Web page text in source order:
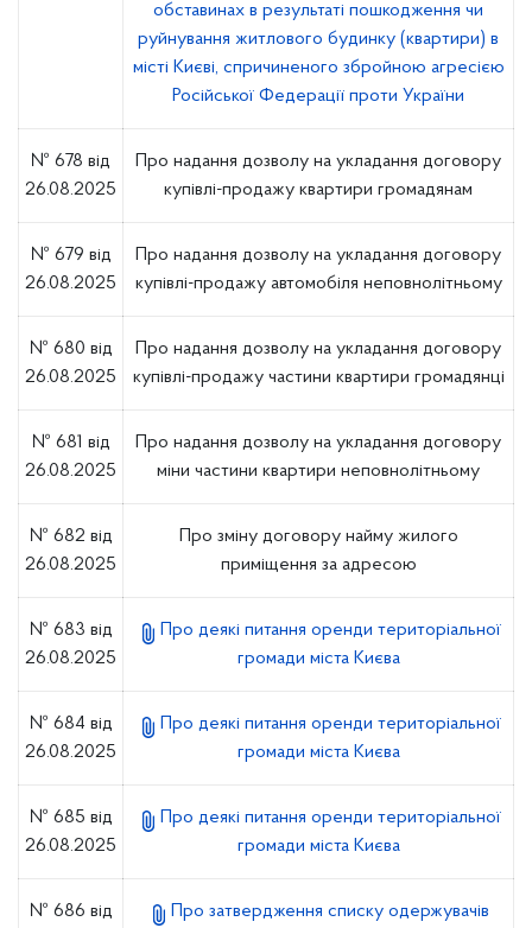
обставинах в результаті пошкодження чи
руйнування житлового будинку (квартири) в
місті Києві, спричиненого збройною агресією
Російської Федерації проти України
№ 678 від
26.08.2025
Про надання дозволу на укладання договору
купівлі-продажу квартири громадянам
№ 679 від
26.08.2025
Про надання дозволу на укладання договору
купівлі-продажу автомобіля неповнолітньому
№ 680 від
26.08.2025
Про надання дозволу на укладання договору
купівлі-продажу частини квартири громадянці
№ 681 від
26.08.2025
Про надання дозволу на укладання договору
міни частини квартири неповнолітньому
№ 682 від
26.08.2025
Про зміну договору найму жилого
приміщення за адресою
№ 683 від
26.08.2025
Про деякі питання оренди територіальної
громади міста Києва
№ 684 від
26.08.2025
Про деякі питання оренди територіальної
громади міста Києва
№ 685 від
26.08.2025
Про деякі питання оренди територіальної
громади міста Києва
№ 686 від Про затвердження списку одержувачів